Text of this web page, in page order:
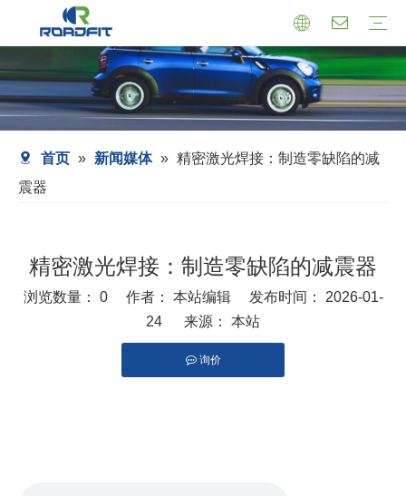
首页 » 新闻媒体 » 精密激光焊接：制造零缺陷的减
震器
精密激光焊接：制造零缺陷的减震器
浏览数量： 0作者： 本站编辑 发布时间： 2026-01-
24 来源： 本站
询价